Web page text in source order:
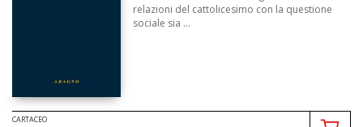
relazioni del cattolicesimo con la questione
sociale sia ...
CARTACEO